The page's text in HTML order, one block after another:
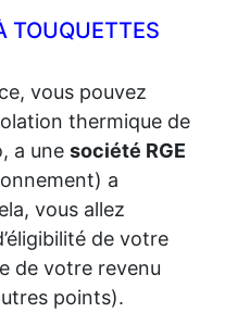
TOUQUETTES
vous pouvez
thermique de
a une société RGE
a
vous allez
de votre
de votre revenu
points).